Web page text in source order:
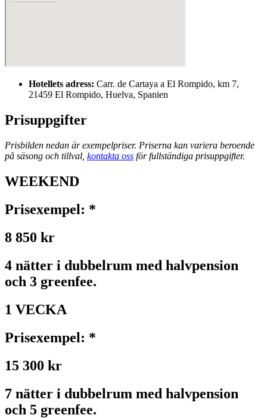
Hotellets adress: Carr. de Cartaya a El Rompido, km 7,
21459 El Rompido, Huelva, Spanien
Prisuppgifter
Prisbilden nedan är exempelpriser. Priserna kan variera beroende
på säsong och tillval, kontakta oss för fullständiga prisuppgifter.
WEEKEND
Prisexempel: *
8 850 kr
4 nätter i dubbelrum med halvpension
och 3 greenfee.
1 VECKA
Prisexempel: *
15 300 kr
7 nätter i dubbelrum med halvpension
och 5 greenfee.